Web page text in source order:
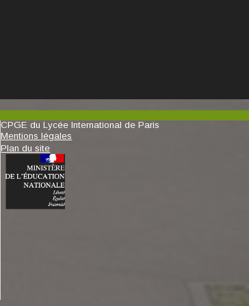
CPGE du Lycée International de Paris
Mentions légales
Plan du site